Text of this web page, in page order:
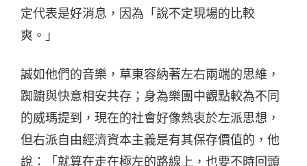
定代表是好消息，因為「說不定現場的比較
爽。」
誠如他們的音樂，草東容納著左右兩端的思維，
踟躕與快意相安共存；身為樂團中觀點較為不同
的威瑪提到，現在的社會好像熱衷於左派思想，
但右派自由經濟資本主義是有其保存價值的，他
說：「就算在走在極左的路線上，也要不時回頭